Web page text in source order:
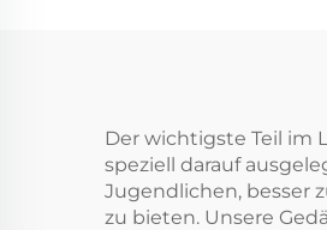
Der wichtigste Teil im
speziell darauf
Jugendlichen, besser
zu bieten. Unsere